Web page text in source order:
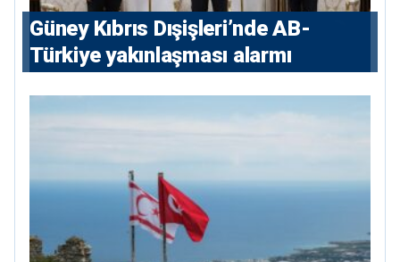
Güney Kıbrıs Dışişleri’nde AB-
Türkiye yakınlaşması alarmı